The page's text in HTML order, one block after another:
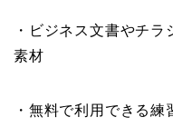
・ビジネス文書やチ
素材
・無料で利用できる